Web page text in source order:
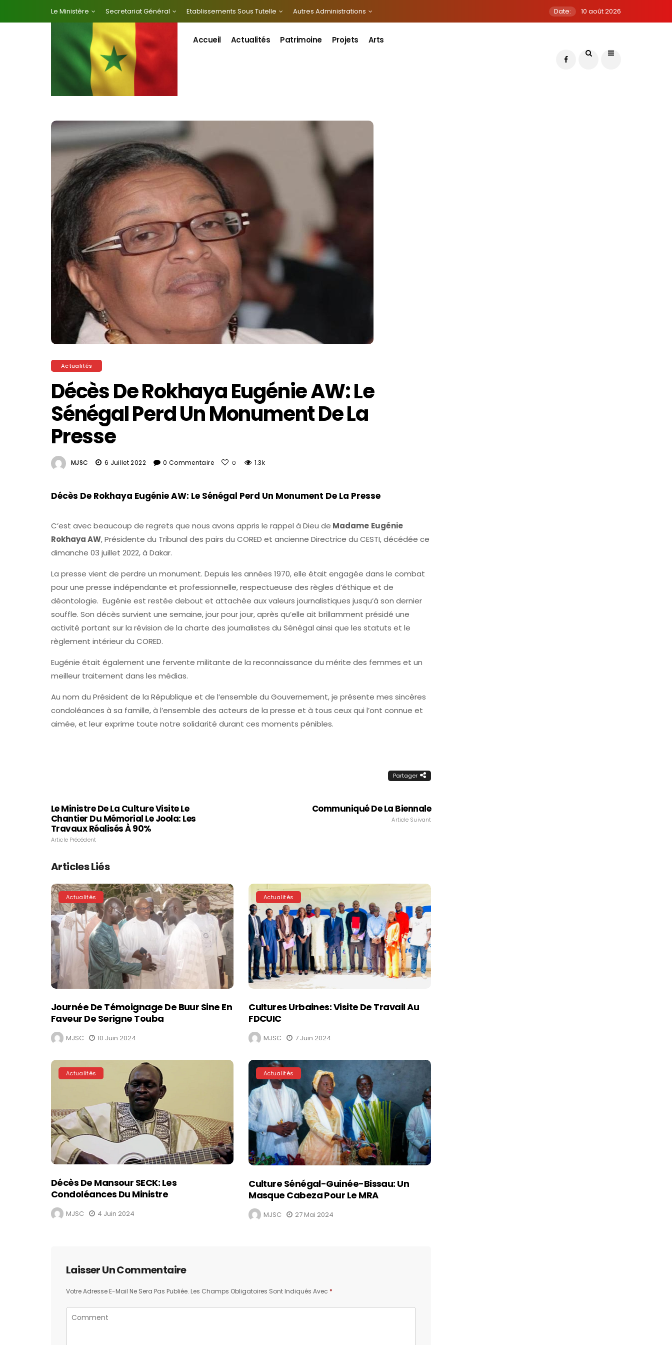
Le Ministère Secretariat Général Etablissements Sous Tutelle Autres Administrations Date: 10 août 2026
Accueil Actualités Patrimoine Projets Arts
Actualités
Décès De Rokhaya Eugénie AW: Le
Sénégal Perd Un Monument De La
Presse
MJSC 6 Juillet 2022 0 Commentaire 0 1.3k
Décès De Rokhaya Eugénie AW: Le Sénégal Perd Un Monument De La Presse
C’est avec beaucoup de regrets que nous avons appris le rappel à Dieu de Madame Eugénie
Rokhaya AW, Présidente du Tribunal des pairs du CORED et ancienne Directrice du CESTI, décédée ce
dimanche 03 juillet 2022, à Dakar.
La presse vient de perdre un monument. Depuis les années 1970, elle était engagée dans le combat
pour une presse indépendante et professionnelle, respectueuse des règles d’éthique et de
déontologie. Eugénie est restée debout et attachée aux valeurs journalistiques jusqu’à son dernier
souffle. Son décès survient une semaine, jour pour jour, après qu’elle ait brillamment présidé une
activité portant sur la révision de la charte des journalistes du Sénégal ainsi que les statuts et le
règlement intérieur du CORED.
Eugénie était également une fervente militante de la reconnaissance du mérite des femmes et un
meilleur traitement dans les médias.
Au nom du Président de la République et de l’ensemble du Gouvernement, je présente mes sincères
condoléances à sa famille, à l’ensemble des acteurs de la presse et à tous ceux qui l’ont connue et
aimée, et leur exprime toute notre solidarité durant ces moments pénibles.
Partager
Le Ministre De La Culture Visite Le
Chantier Du Mémorial Le Joola: Les
Travaux Réalisés À 90%
Article Précédent
Communiqué De La Biennale
Article Suivant
Articles Liés
Actualités
Journée De Témoignage De Buur Sine En
Faveur De Serigne Touba
MJSC 10 Juin 2024
Actualités
Cultures Urbaines: Visite De Travail Au
FDCUIC
MJSC 7 Juin 2024
Actualités
Décès De Mansour SECK: Les
Condoléances Du Ministre
MJSC 4 Juin 2024
Actualités
Culture Sénégal-Guinée-Bissau: Un
Masque Cabeza Pour Le MRA
MJSC 27 Mai 2024
Laisser Un Commentaire
Votre Adresse E-Mail Ne Sera Pas Publiée. Les Champs Obligatoires Sont Indiqués Avec *